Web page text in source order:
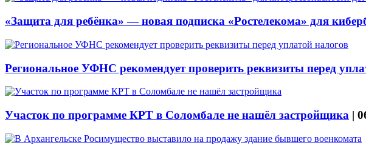
«Защита для ребёнка» — новая подписка «Ростелекома» для
Региональное УФНС рекомендует проверить реквизиты перед
Участок по программе КРТ в Соломбале не нашёл застройщика |